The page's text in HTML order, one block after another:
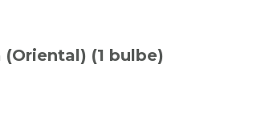
(Oriental) (1 bulbe)